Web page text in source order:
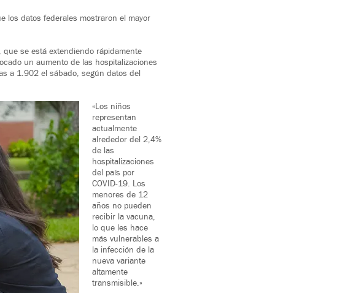
los datos federales mostraron el mayor
se está extendiendo rápidamente
un aumento de las hospitalizaciones
a 1.902 el sábado, según datos del
«Los niños
representan
actualmente
alrededor del 2,4%
de las
hospitalizaciones
del país por
COVID-19. Los
menores de 12
años no pueden
recibir la vacuna,
lo que les hace
más vulnerables a
la infección de la
nueva variante
altamente
transmisible.»